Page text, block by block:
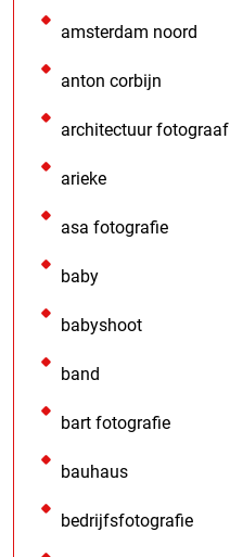
amsterdam noord
anton corbijn
architectuur fotograaf
arieke
asa fotografie
baby
babyshoot
band
bart fotografie
bauhaus
bedrijfsfotografie